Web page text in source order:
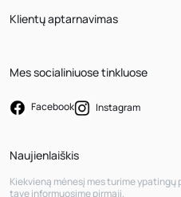
Klientų aptarnavimas
Mes socialiniuose tinkluose
Facebook Instagram
Naujienlaiškis
Kiekvieną mėnesį mes turime ypatingų
tave informuosime pirmąjį.